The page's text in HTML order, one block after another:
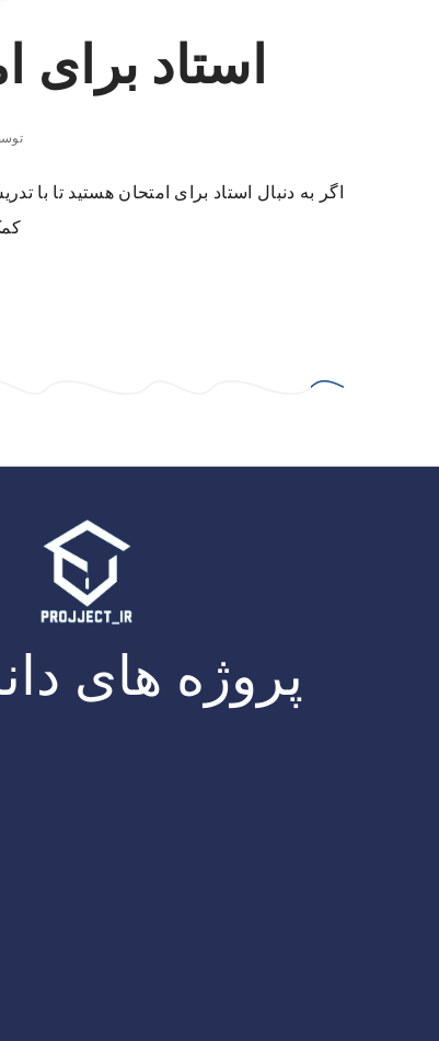
استاد برای
اگر به دنبال استاد برای امتحان هستید تا با
پروژه های